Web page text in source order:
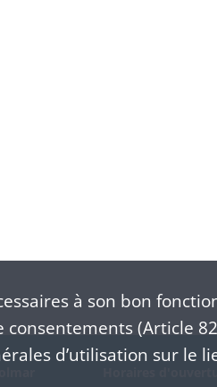
à son bon
(Article
d’utilisation sur le